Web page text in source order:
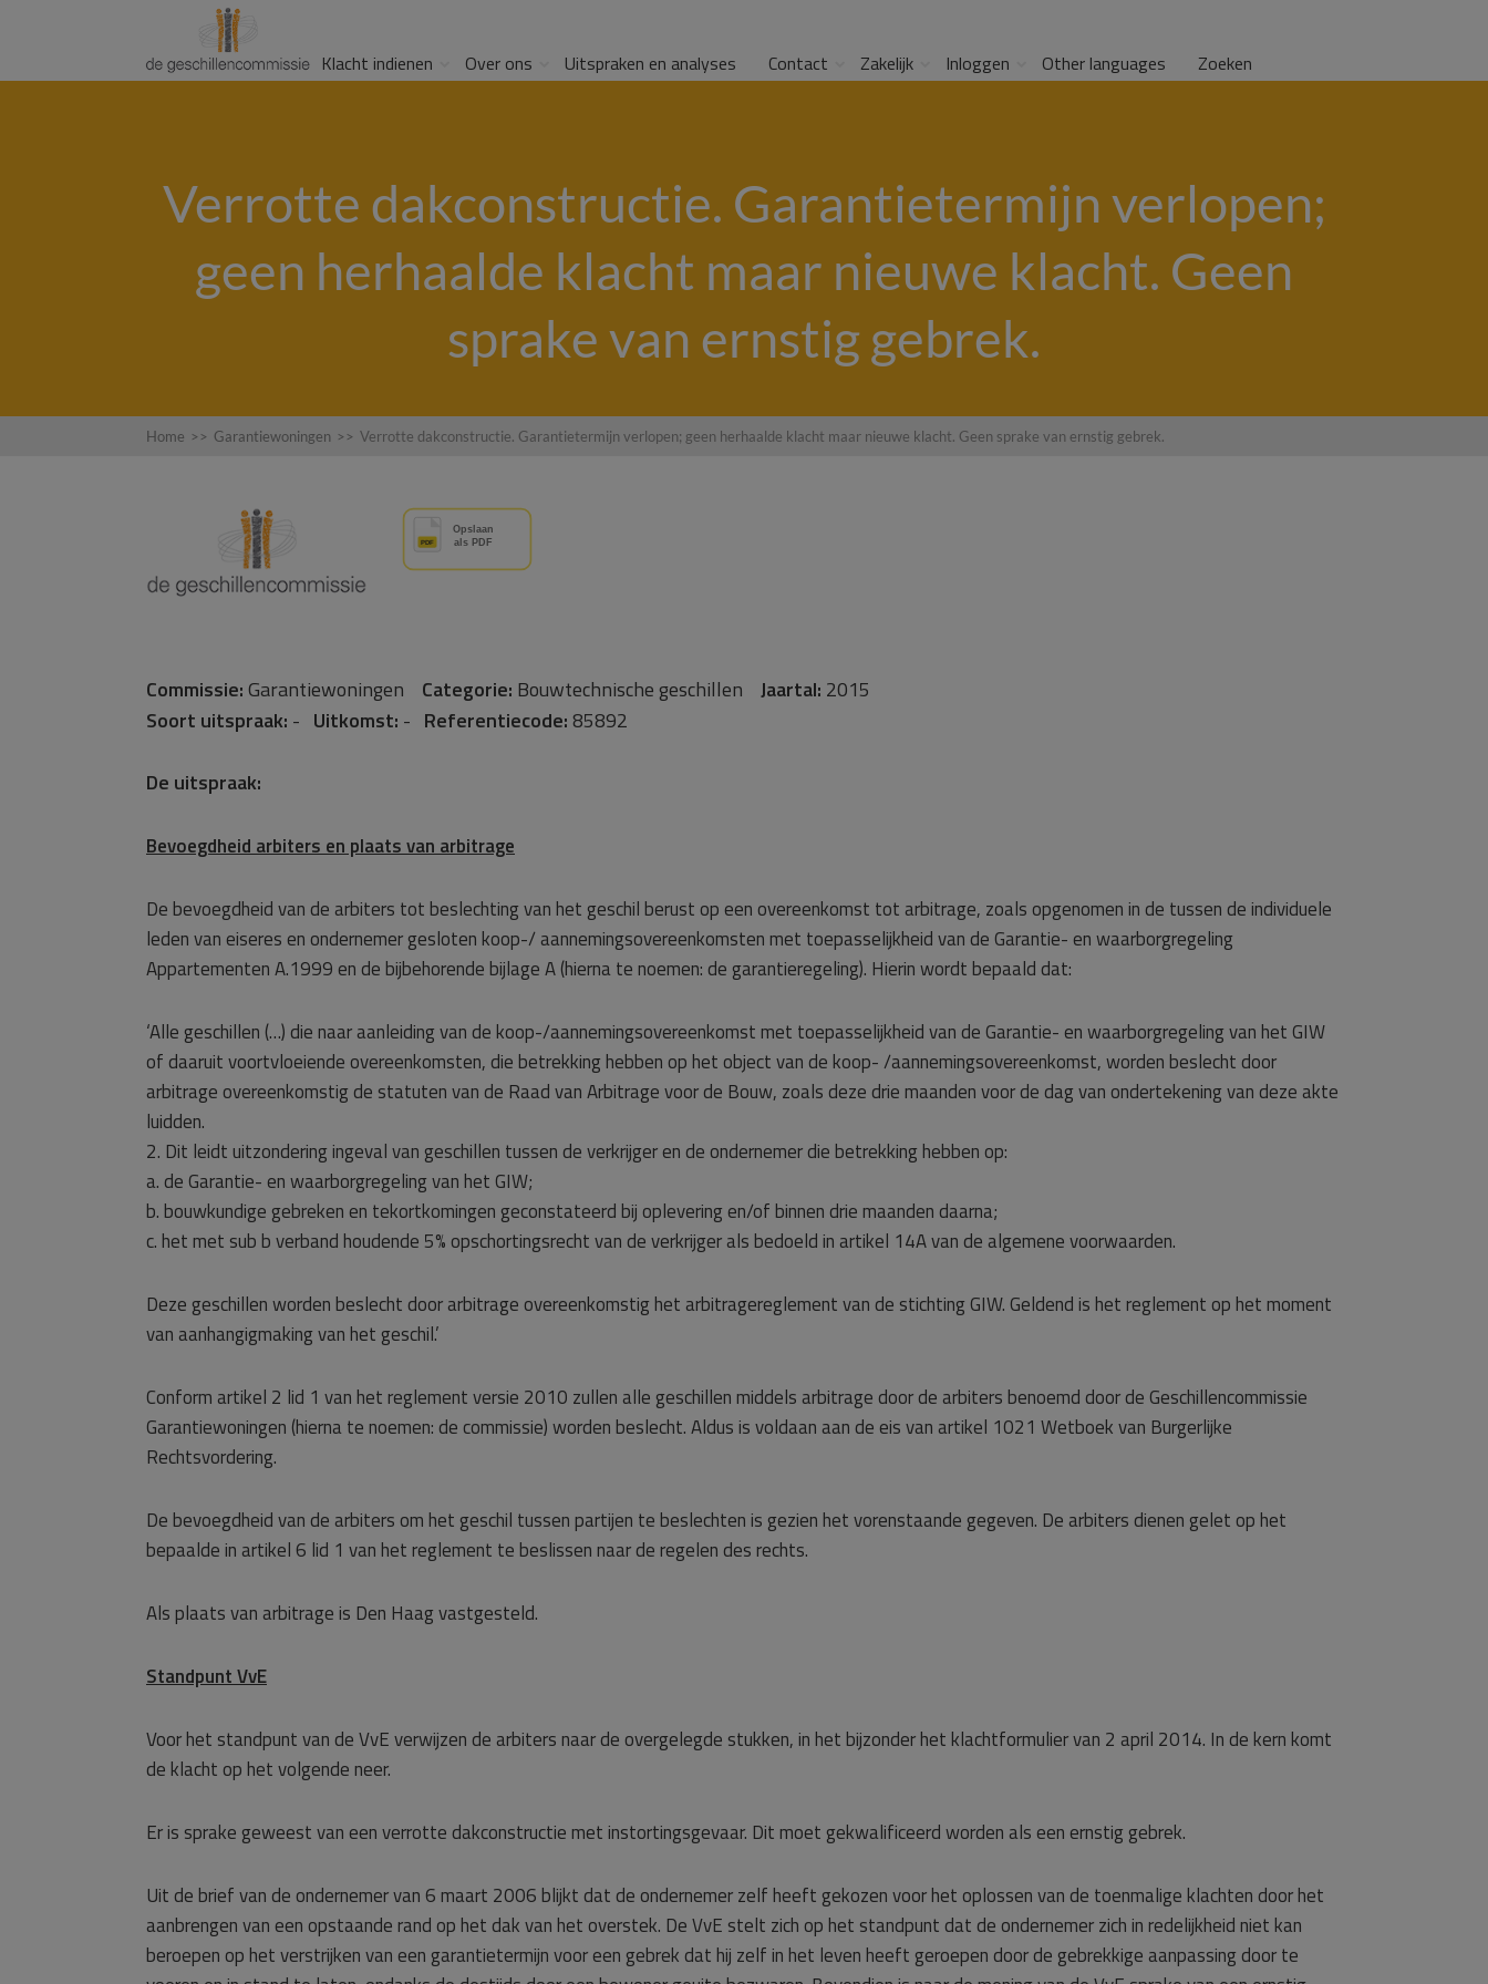
Klacht indienen Over ons Uitspraken en analyses Contact Zakelijk Inloggen Other languages Zoeken
Verrotte dakconstructie. Garantietermijn verlopen;
geen herhaalde klacht maar nieuwe klacht. Geen
sprake van ernstig gebrek.
Home >> Garantiewoningen >> Verrotte dakconstructie. Garantietermijn verlopen; geen herhaalde klacht maar nieuwe klacht. Geen sprake van ernstig gebrek.
Commissie:Garantiewoningen Categorie: Bouwtechnische geschillen Jaartal: 2015
Soort uitspraak: - Uitkomst: - Referentiecode:85892
De uitspraak:
Bevoegdheid arbiters en plaats van arbitrage
De bevoegdheid van de arbiters tot beslechting van het geschil berust op een overeenkomst tot arbitrage, zoals opgenomen in de tussen de individuele
leden van eiseres en ondernemer gesloten koop-/ aannemingsovereenkomsten met toepasselijkheid van de Garantie- en waarborgregeling
Appartementen A.1999 en de bijbehorende bijlage A (hierna te noemen: de garantieregeling). Hierin wordt bepaald dat:
‘Alle geschillen (…) die naar aanleiding van de koop-/aannemingsovereenkomst met toepasselijkheid van de Garantie- en waarborgregeling van het GIW
of daaruit voortvloeiende overeenkomsten, die betrekking hebben op het object van de koop- /aannemingsovereenkomst, worden beslecht door
arbitrage overeenkomstig de statuten van de Raad van Arbitrage voor de Bouw, zoals deze drie maanden voor de dag van ondertekening van deze akte
luidden.
2. Dit leidt uitzondering ingeval van geschillen tussen de verkrijger en de ondernemer die betrekking hebben op:
a. de Garantie- en waarborgregeling van het GIW;
b. bouwkundige gebreken en tekortkomingen geconstateerd bij oplevering en/of binnen drie maanden daarna;
c. het met sub b verband houdende 5% opschortingsrecht van de verkrijger als bedoeld in artikel 14A van de algemene voorwaarden.
Deze geschillen worden beslecht door arbitrage overeenkomstig het arbitragereglement van de stichting GIW. Geldend is het reglement op het moment
van aanhangigmaking van het geschil.’
Conform artikel 2 lid 1 van het reglement versie 2010 zullen alle geschillen middels arbitrage door de arbiters benoemd door de Geschillencommissie
Garantiewoningen (hierna te noemen: de commissie) worden beslecht. Aldus is voldaan aan de eis van artikel 1021 Wetboek van Burgerlijke
Rechtsvordering.
De bevoegdheid van de arbiters om het geschil tussen partijen te beslechten is gezien het vorenstaande gegeven. De arbiters dienen gelet op het
bepaalde in artikel 6 lid 1 van het reglement te beslissen naar de regelen des rechts.
Als plaats van arbitrage is Den Haag vastgesteld.
Standpunt VvE
Voor het standpunt van de VvE verwijzen de arbiters naar de overgelegde stukken, in het bijzonder het klachtformulier van 2 april 2014. In de kern komt
de klacht op het volgende neer.
Er is sprake geweest van een verrotte dakconstructie met instortingsgevaar. Dit moet gekwalificeerd worden als een ernstig gebrek.
Uit de brief van de ondernemer van 6 maart 2006 blijkt dat de ondernemer zelf heeft gekozen voor het oplossen van de toenmalige klachten door het
aanbrengen van een opstaande rand op het dak van het overstek. De VvE stelt zich op het standpunt dat de ondernemer zich in redelijkheid niet kan
beroepen op het verstrijken van een garantietermijn voor een gebrek dat hij zelf in het leven heeft geroepen door de gebrekkige aanpassing door te